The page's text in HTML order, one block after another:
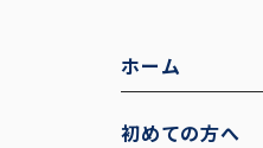
ホーム
初めての方へ